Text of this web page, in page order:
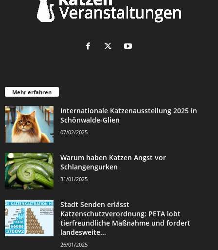
Mehr erfahren
Internationale Katzenausstellung 2025 in
Schönwalde-Glien
07/02/2025
Warum haben Katzen Angst vor
Schlangengurken
31/01/2025
Stadt Senden erlässt
Katzenschutzverordnung: PETA lobt
tierfreundliche Maßnahme und fordert
landesweite...
26/01/2025